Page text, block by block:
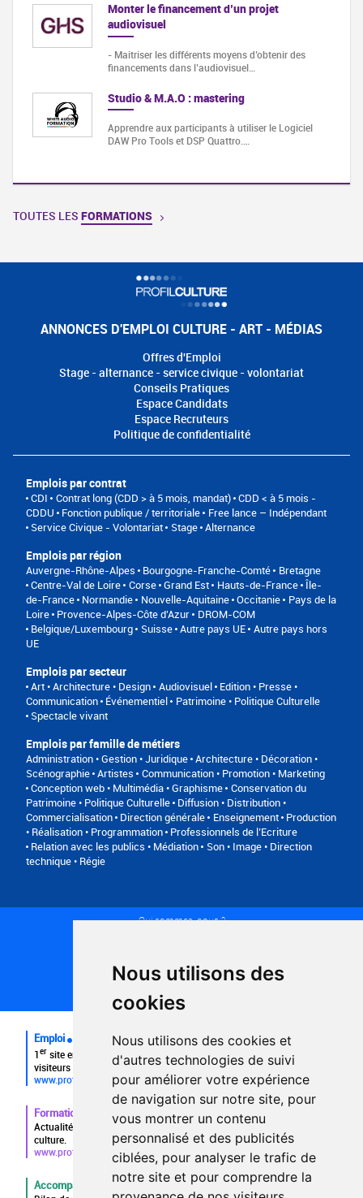
Nous utilisons des
cookies
Nous utilisons des cookies et
d'autres technologies de suivi
pour améliorer votre expérience
de navigation sur notre site, pour
vous montrer un contenu
personnalisé et des publicités
ciblées, pour analyser le trafic de
notre site et pour comprendre la
Monter le financement d’un projet
audiovisuel
- Maitriser les différents moyens d’obtenir des
financements dans l’audiovisuel…
Studio & M.A.O : mastering
Apprendre aux participants à utiliser le Logiciel
DAW Pro Tools et DSP Quattro.…
TOUTES LES FORMATIONS
ANNONCES D'EMPLOI CULTURE - ART - MÉDIAS
Offres d'Emploi
Stage - alternance - service civique - volontariat
Conseils Pratiques
Espace Candidats
Espace Recruteurs
Politique de confidentialité
Emplois par contrat
CDI Contrat long (CDD > à 5 mois, mandat) CDD < à 5 mois -
CDDU
Fonction publique / territoriale
Free lance – Indépendant
Service Civique - Volontariat
Stage Alternance
Emplois par région
Auvergne-Rhône-Alpes Bourgogne-Franche-Comté
Bretagne
Centre-Val de Loire Corse Grand Est Hauts-de-France Île-
de-France Normandie Nouvelle-Aquitaine Occitanie
Pays de la
Loire Provence-Alpes-Côte d'Azur
DROM-COM
Belgique/Luxembourg
Suisse Autre pays UE Autre pays hors
UE
Emplois par secteur
Art • Architecture • Design Audiovisuel Edition • Presse •
Communication Événementiel
Patrimoine • Politique Culturelle
Spectacle vivant
Emplois par famille de métiers
Administration • Gestion • Juridique Architecture • Décoration •
Scénographie Artistes
Communication • Promotion • Marketing
Conception web • Multimédia • Graphisme Conservation du
Patrimoine • Politique Culturelle Diffusion • Distribution •
Commercialisation Direction générale Enseignement Production
• Réalisation • Programmation Professionnels de l’Ecriture
Relation avec les publics • Médiation
Son • Image • Direction
technique • Régie
Qui sommes-nous ?
Plan du site
FAQ recruteurs
FAQ
Emploi
1er site emploi du secteur culturel 784.000 visites et 230.000
visiteurs uniques par mois.
www.profilculture.com
Formation
Actualités, guide et annuaire des formations aux métiers de la
culture.
www.profilculture-formation.com
Accompagnement professionnel